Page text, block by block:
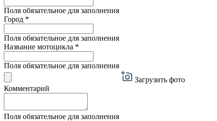
Поля обязательное для заполнения
Город *
Поля обязательное для заполнения
Название мотоцикла *
Поля обязательное для заполнения
Загрузить фото
Комментарий
Поля обязательное для заполнения